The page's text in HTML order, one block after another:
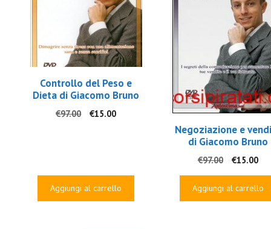
Controllo del Peso e
Dieta di Giacomo Bruno
€97.00
Il
€15.00Il
Aggiungi al carrello
Negoziazione e
di Giacomo Bruno
€97.00
Il
originale
€15.00Il
Aggiungi al carrello